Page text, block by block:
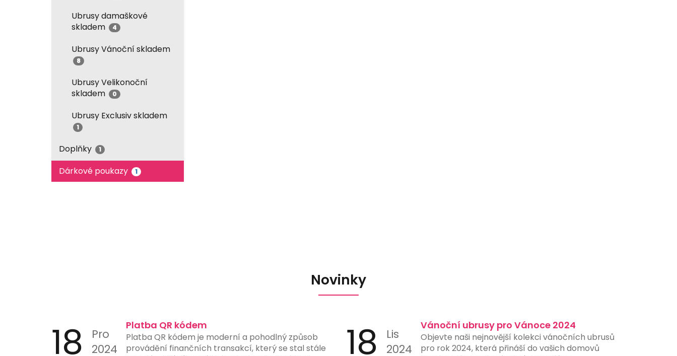
Ubrusy damaškové
skladem
4
Ubrusy Vánoční skladem
8
Ubrusy Velikonoční
skladem
0
Ubrusy Exclusiv skladem
1
Doplňky 1
Dárkové poukazy 1
Novinky
18
Pro
2024
Platba QR kódem
Platba QR kódem je moderní a pohodlný způsob
provádění finančních transakcí, který se stal stále
18
Lis
2024
Vánoční ubrusy pro Vánoce 2024
Objevte naši nejnovější kolekci vánočních ubrusů
pro rok 2024, která přináší do vašich domovů